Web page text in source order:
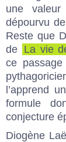
une valeur
dépourvu
Reste que
de La vie
ce
l’apprend
formule
conjecture
Diogène